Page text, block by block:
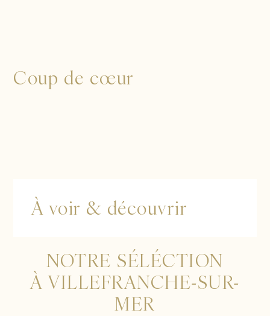
Coup de cœur
À voir & découvrir
NOTRE SÉLÉCTION
À VILLEFRANCHE-SUR-
MER